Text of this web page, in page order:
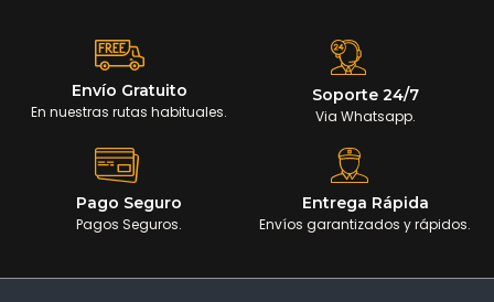
Envío Gratuito
En nuestras rutas habituales.
Soporte 24/7
Via Whatsapp.
Pago Seguro
Pagos Seguros.
Entrega Rápida
Envíos garantizados y rápidos.